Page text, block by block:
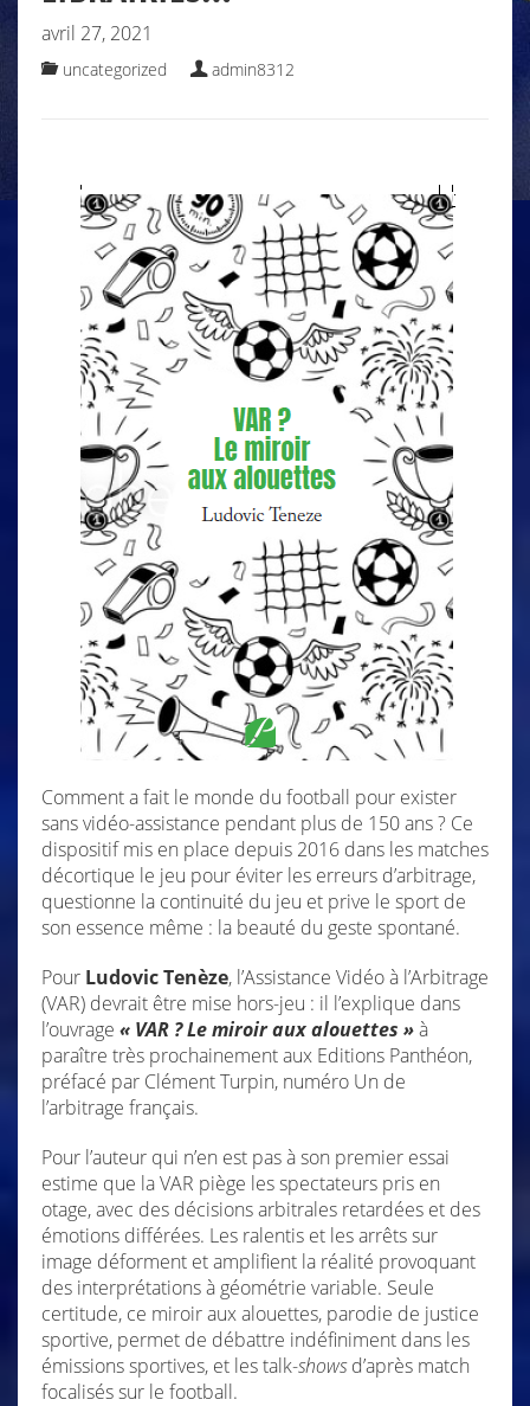
avril 27, 2021
uncategorized admin8312
Comment a fait le monde du football pour exister
sans vidéo-assistance pendant plus de 150 ans ? Ce
dispositif mis en place depuis 2016 dans les matches
décortique le jeu pour éviter les erreurs d’arbitrage,
questionne la continuité du jeu et prive le sport de
son essence même : la beauté du geste spontané.
Pour Ludovic Tenèze, l’Assistance Vidéo à l’Arbitrage
(VAR) devrait être mise hors-jeu : il l’explique dans
l’ouvrage « VAR ? Le miroir aux alouettes »à
paraître très prochainement aux Editions Panthéon,
préfacé par Clément Turpin, numéro Un de
l’arbitrage français.
Pour l’auteur qui n’en est pas à son premier essai
estime que la VAR piège les spectateurs pris en
otage, avec des décisions arbitrales retardées et des
émotions différées. Les ralentis et les arrêts sur
image déforment et amplifient la réalité provoquant
des interprétations à géométrie variable. Seule
certitude, ce miroir aux alouettes, parodie de justice
sportive, permet de débattre indéfiniment dans les
émissions sportives, et les talk-showsd’après match
focalisés sur le football.